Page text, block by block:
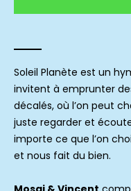
Soleil Planète est un
invitent à emprunter
décalés, où l’on peut
juste regarder et
importe ce que l’on
et nous fait du bien.